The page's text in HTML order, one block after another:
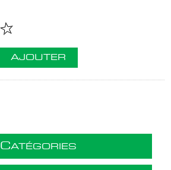
AJOUTER
CATÉGORIES